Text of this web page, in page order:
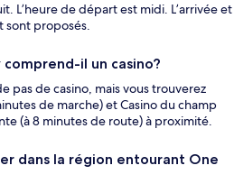
L’heure de départ est midi. L’arrivée et
sont proposés.
il un casino?
pas de casino, mais vous trouverez
de marche) et Casino du champ
(à 8 minutes de route) à proximité.
dans la région entourant One